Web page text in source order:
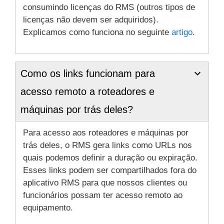
consumindo licenças do RMS (outros tipos de
licenças não devem ser adquiridos).
Explicamos como funciona no seguinte artigo.
Como os links funcionam para
acesso remoto a roteadores e
máquinas por trás deles?
Para acesso aos roteadores e máquinas por
trás deles, o RMS gera links como URLs nos
quais podemos definir a duração ou expiração.
Esses links podem ser compartilhados fora do
aplicativo RMS para que nossos clientes ou
funcionários possam ter acesso remoto ao
equipamento.